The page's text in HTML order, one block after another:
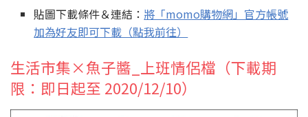
貼圖下載條件＆連結： 將「momo購物網」官方帳號
加為好友即可下載（點我前往）
生活市集×魚子醬_上班情侶檔（下載期
限：即日起至 2020/12/10）